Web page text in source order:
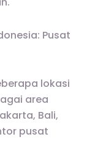
Pusat
lokasi
area
Bali,
pusat